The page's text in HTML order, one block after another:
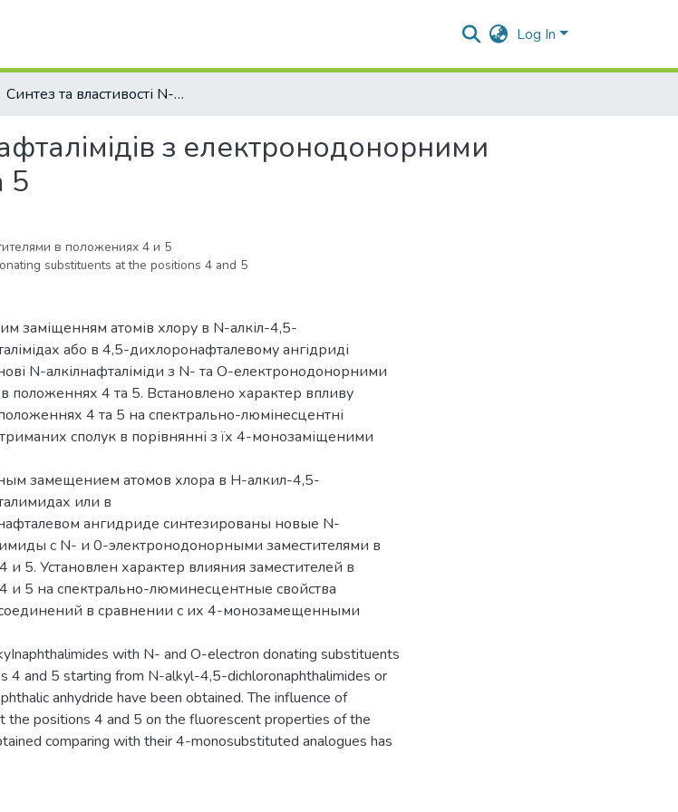
Log In
Синтез та властивості N-алкілнафталімідів з електронодонорними замісниками в положеннях 4 та 5
з електронодонорними
5
в положениях 4 и 5
substituents at the positions 4 and 5
заміщенням атомів хлору в N-алкіл-4,5-
або в 4,5-дихлоронафталевому ангідриді
N-алкілнафталіміди з N- та О-електронодонорними
положеннях 4 та 5. Встановлено характер впливу
4 та 5 на спектрально-люмінесцентні
сполук в порівнянні з їх 4-монозаміщеними
замещением атомов хлора в Н-алкил-4,5-
или в
ангидриде синтезированы новые N-
с N- и 0-электронодонорными заместителями в
и 5. Установлен характер влияния заместителей в
и 5 на спектрально-люминесцентные свойства
в сравнении с их 4-монозамещенными
with N- and O-electron donating substituents
4 and 5 starting from N-alkyl-4,5-dichloronaphthalimides or
anhydride have been obtained. The influence of
the positions 4 and 5 on the fluorescent properties of the
comparing with their 4-monosubstituted analogues has